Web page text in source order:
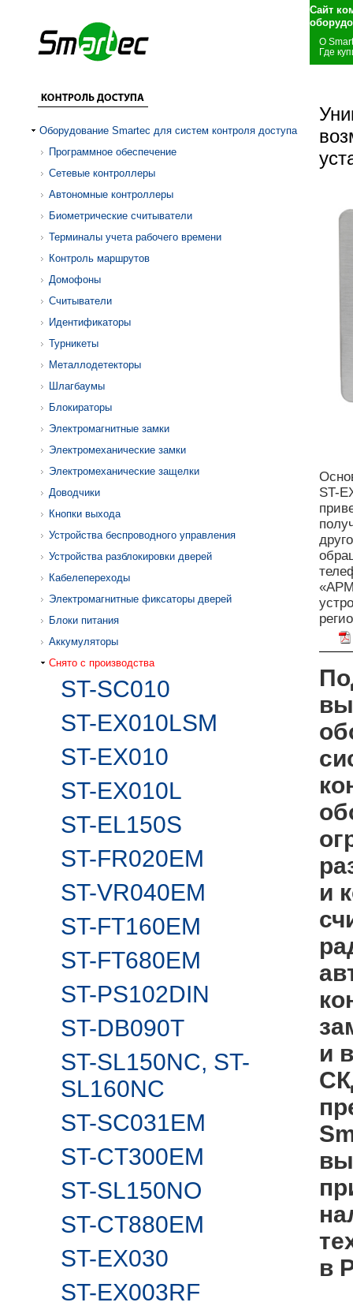
Сайт
О
Где
Оборудование Smartec для систем контроля доступа
Программное обеспечение
Сетевые контроллеры
Автономные контроллеры
Биометрические считыватели
Терминалы учета рабочего времени
Контроль маршрутов
Домофоны
Считыватели
Идентификаторы
Турникеты
Металлодетекторы
Шлагбаумы
Блокираторы
Электромагнитные замки
Электромеханические замки
Электромеханические защелки
Доводчики
Кнопки выхода
Устройства беспроводного управления
Устройства разблокировки дверей
Кабелепереходы
Электромагнитные фиксаторы дверей
Блоки питания
Аккумуляторы
Снято с производства
ST-SC010
ST-EX010LSM
ST-EX010
ST-EX010L
ST-EL150S
ST-FR020EM
ST-VR040EM
ST-FT160EM
ST-FT680EM
ST-PS102DIN
ST-DB090T
ST-SL150NC, ST-
SL160NC
ST-SC031EM
ST-CT300EM
ST-SL150NO
ST-CT880EM
ST-EX030
ST-EX003RF
ST-
и
и
в